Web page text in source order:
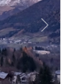
Next